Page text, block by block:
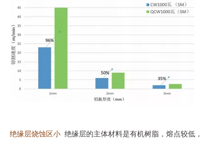
绝缘层烧蚀区小 绝缘层的主体材料是有机树脂，熔点较低，